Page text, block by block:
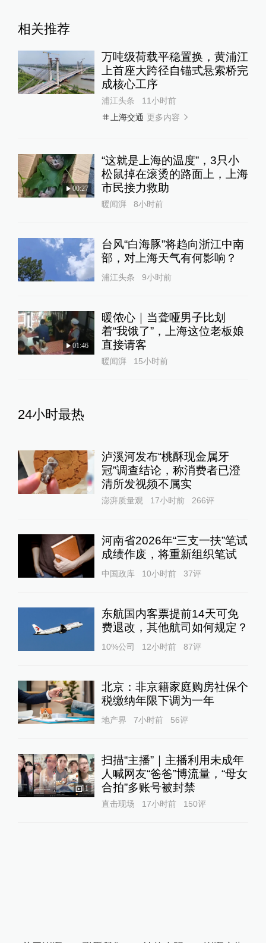
相关推荐
万吨级荷载平稳置换，黄浦江
上首座大跨径自锚式悬索桥完
成核心工序
浦江头条
11小时前
上海交通 更多内容
00:27
“这就是上海的温度”，3只小
松鼠掉在滚烫的路面上，上海
市民接力救助
暖闻湃 8小时前
台风“白海豚”将趋向浙江中南
部，对上海天气有何影响？
浦江头条 9小时前
01:46
暖侬心｜当聋哑男子比划
着“我饿了”，上海这位老板娘
直接请客
暖闻湃 15小时前
24小时最热
泸溪河发布“桃酥现金属牙
冠”调查结论，称消费者已澄
清所发视频不属实
澎湃质量观 17小时前 266评
河南省2026年“三支一扶”笔试
成绩作废，将重新组织笔试
中国政库 10小时前 37评
东航国内客票提前14天可免
费退改，其他航司如何规定？
10%公司 12小时前 87评
北京：非京籍家庭购房社保个
税缴纳年限下调为一年
地产界 7小时前 56评
1
扫描“主播”｜主播利用未成年
人喊网友“爸爸”博流量，“母女
合拍”多账号被封禁
直击现场 17小时前 150评